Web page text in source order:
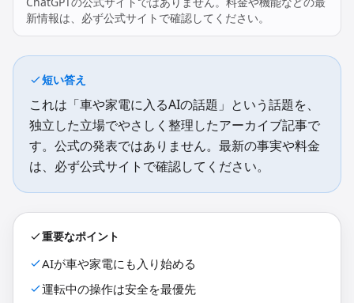
新情報は、必ず公式サイトで確認してください。
短い答え
これは「車や家電に入るAIの話題」という話題を、
独立した立場でやさしく整理したアーカイブ記事で
す。公式の発表ではありません。最新の事実や料金
は、必ず公式サイトで確認してください。
重要なポイント
AIが車や家電にも入り始める
運転中の操作は安全を最優先